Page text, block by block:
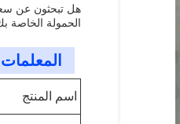
الحمولة الخاصة
المعلمات
اسم المنتج